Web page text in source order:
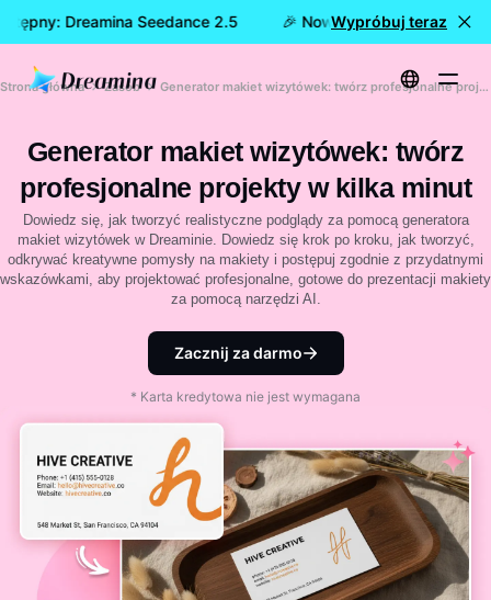
Dreamina Seedance 2.5 🎉 Nowy model już
Wypróbuj teraz
Strona główna Zasób Generator makiet wizytówek: twórz profesjonalne projekty w kilka minut
Generator makiet wizytówek: twórz
profesjonalne projekty w kilka minut
Dowiedz się, jak tworzyć realistyczne podglądy za pomocą generatora
makiet wizytówek w Dreaminie. Dowiedz się krok po kroku, jak tworzyć,
odkrywać kreatywne pomysły na makiety i postępuj zgodnie z przydatnymi
wskazówkami, aby projektować profesjonalne, gotowe do prezentacji makiety
za pomocą narzędzi AI.
Zacznij za darmo
* Karta kredytowa nie jest wymagana